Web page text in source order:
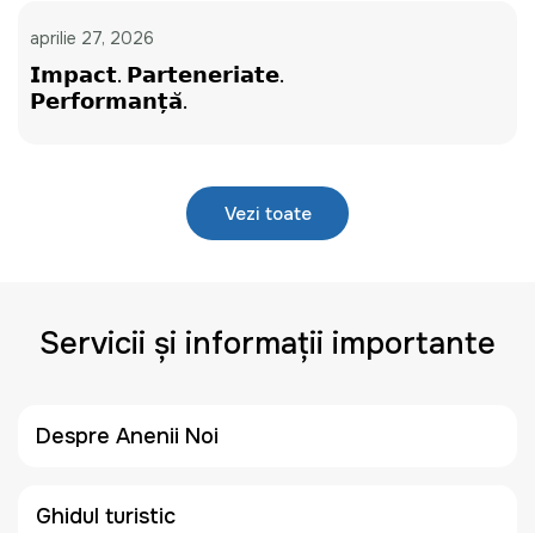
aprilie 27, 2026
𝗜𝗺𝗽𝗮𝗰𝘁. 𝗣𝗮𝗿𝘁𝗲𝗻𝗲𝗿𝗶𝗮𝘁𝗲.
𝗣𝗲𝗿𝗳𝗼𝗿𝗺𝗮𝗻𝘁̦𝗮̆.
Vezi toate
Servicii și informații importante
Despre Anenii Noi
Ghidul turistic